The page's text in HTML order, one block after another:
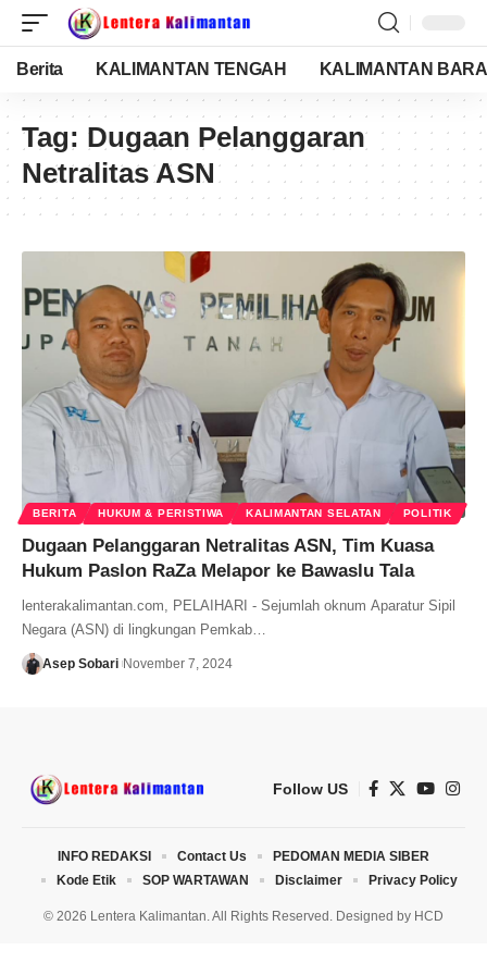
Berita KALIMANTAN TENGAH KALIMANTAN
Tag: Dugaan Pelanggaran
Netralitas ASN
BERITA HUKUM & PERISTIWA KALIMANTAN SELATAN POLITIK
Dugaan Pelanggaran Netralitas ASN, Tim Kuasa
Hukum Paslon RaZa Melapor ke Bawaslu Tala
lenterakalimantan.com, PELAIHARI - Sejumlah oknum Aparatur Sipil
Negara (ASN) di lingkungan Pemkab…
Asep Sobari November 7, 2024
Follow US
© 2026 Lentera Kalimantan. All Rights Reserved. Designed by HCD
INFO REDAKSI Contact Us
PEDOMAN MEDIA SIBER
Kode Etik
SOP WARTAWAN Disclaimer Privacy Policy